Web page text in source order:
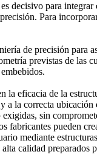
es decisivo para
Para
de precisión
previstas de las
la eficacia de la
la correcta
sin
pueden
mediante
calidad preparados